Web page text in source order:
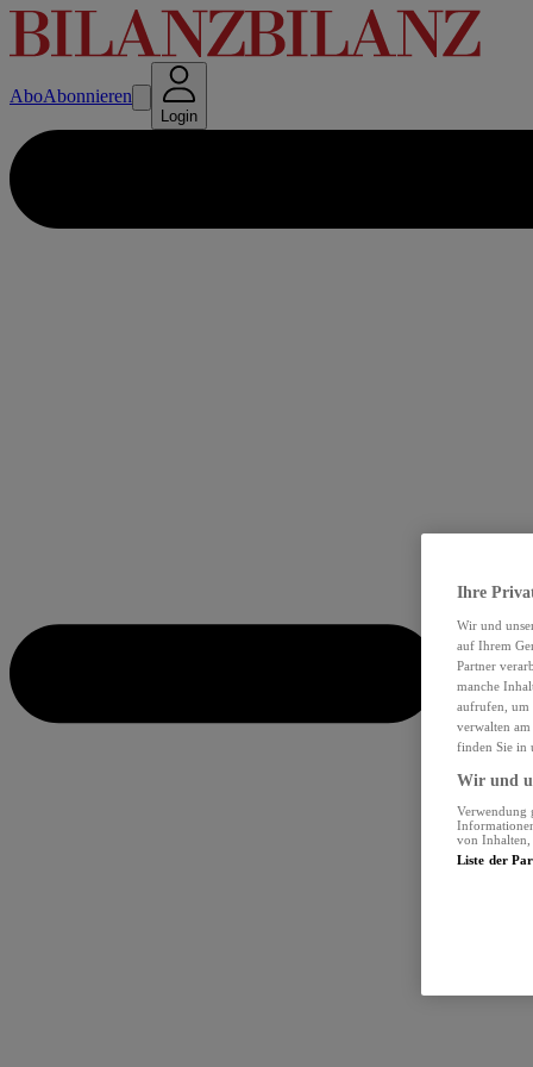
AboAbonnieren
Login
Ihre
Wir und
auf Ihrem
Partner
manche
aufrufen, um
verwalten
finden Sie in
Wir und
Verwendung
von Inhalten,
Liste der